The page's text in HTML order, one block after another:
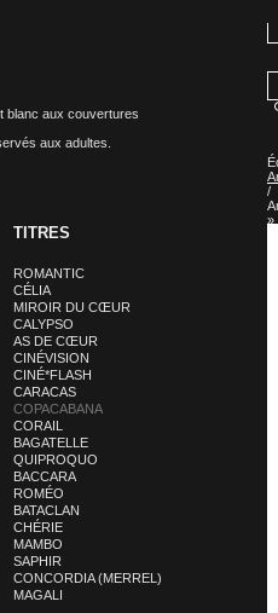
blanc aux couvertures
aux adultes.
/
»
TITRES
ROMANTIC
CÉLIA
MIROIR DU CŒUR
CALYPSO
AS DE CŒUR
CINÉVISION
CINÉ*FLASH
CARACAS
COPACABANA
CORAIL
BAGATELLE
QUIPROQUO
BACCARA
ROMÉO
BATACLAN
CHÉRIE
MAMBO
SAPHIR
CONCORDIA (MERREL)
MAGALI